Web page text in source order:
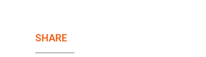
SHARE